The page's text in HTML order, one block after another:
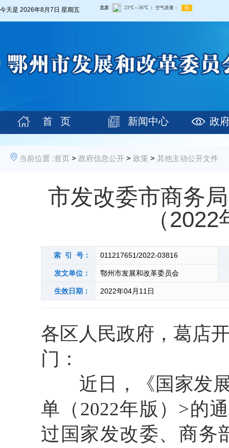
今天是 2026年8月7日 星期五
首 页 新闻中心 政
当前位置 :首页 > 政府信息公开 > 政策 > 其他主动公开文件
市发改委市商务
（
索 引 号： 011217651/2022-03816
发文单位： 鄂州市发展和改革委员会
生效日期： 2022年04月11日
各区人民政府，葛店
门：
近日，《国家发
单（ 2022年版） >的
过国家发改委、商务